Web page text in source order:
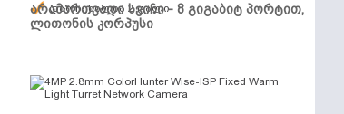
არამართვადი სვიჩი - 8 გიგაბიტ პორტით,
ლითონის კორპუსი
დარჩენილია 2 ცალი